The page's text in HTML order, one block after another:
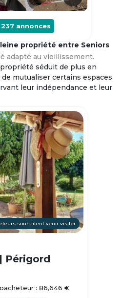
237 annonces
propriété entre Seniors
adapté au vieillissement.
séduit de plus en
mutualiser certains espaces
leur indépendance et leur
souhaitent venir visiter
Périgord
: 86,646 €